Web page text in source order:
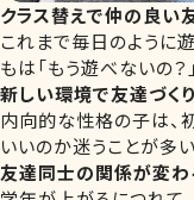
クラス替えで仲の良い
これまで毎日のように
もは「もう遊べないの？
新しい環境で友達づく
内向的な性格の子は、
いいのか迷うことが多い
友達同士の関係が変わ